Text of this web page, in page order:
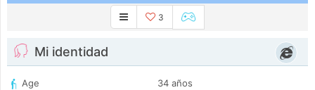
3
Mi identidad
Age
34 años